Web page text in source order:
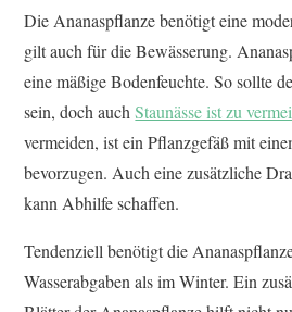
Die Ananaspflanze benötigt eine
gilt auch für die Bewässerung.
eine mäßige Bodenfeuchte. So sollte
sein, doch auchStaunässe ist zu
vermeiden, ist ein Pflanzgefäß mit
bevorzugen. Auch eine zusätzliche
kann Abhilfe schaffen.
Tendenziell benötigt die
Wasserabgaben als im Winter. Ein